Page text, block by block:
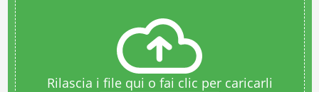
Rilascia i file qui o fai clic per caricarli